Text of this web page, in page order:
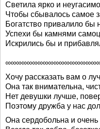
Светила ярко и
Чтобы сбывалось самое
Богатство привалило бы
Успехи бы камнями
Искрились бы и
Хочу рассказать вам о
Она так внимательна,
Нет девушки лучше,
Поэтому дружба у нас
Она сердобольна и очень